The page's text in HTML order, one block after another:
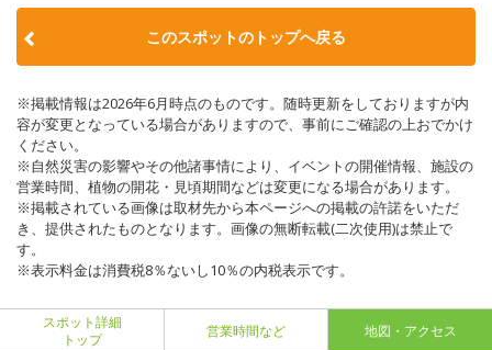
このスポットのトップへ戻る
※掲載情報は2026年6月時点のものです。随時更新をしておりますが内
容が変更となっている場合がありますので、事前にご確認の上おでかけ
ください。
※自然災害の影響やその他諸事情により、イベントの開催情報、施設の
営業時間、植物の開花・見頃期間などは変更になる場合があります。
※掲載されている画像は取材先から本ページへの掲載の許諾をいただ
き、提供されたものとなります。画像の無断転載(二次使用)は禁止で
す。
※表示料金は消費税8％ないし10％の内税表示です。
スポット詳細
トップ
営業時間など 地図・アクセス